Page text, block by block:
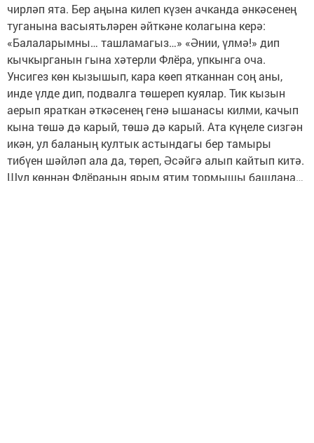
чирләп ята. Бер аңына килеп күзен ачканда әнкәсенең
туганына васыятьләрен әйткәне колагына керә:
«Балаларымны… ташламагыз…» «Әнии, үлмә!» дип
кычкырганын гына хәтерли Флёра, упкынга оча.
Унсигез көн кызышып, кара көеп ятканнан соң аны,
инде үлде дип, подвалга төшереп куялар. Тик кызын
аерып яраткан әткәсенең генә ышанасы килми, качып
кына төшә дә карый, төшә дә карый. Ата күңеле сизгән
икән, ул баланың култык астындагы бер тамыры
тибүен шәйләп ала да, төреп, Әсәйгә алып кайтып китә.
Шул көннән Флёраның ярым ятим тормышы башлана…